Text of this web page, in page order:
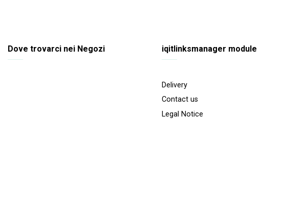
Dove trovarci nei Negozi iqitlinksmanager module
Delivery
Contact us
Legal Notice